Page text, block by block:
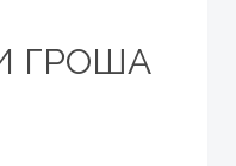
ГРОША